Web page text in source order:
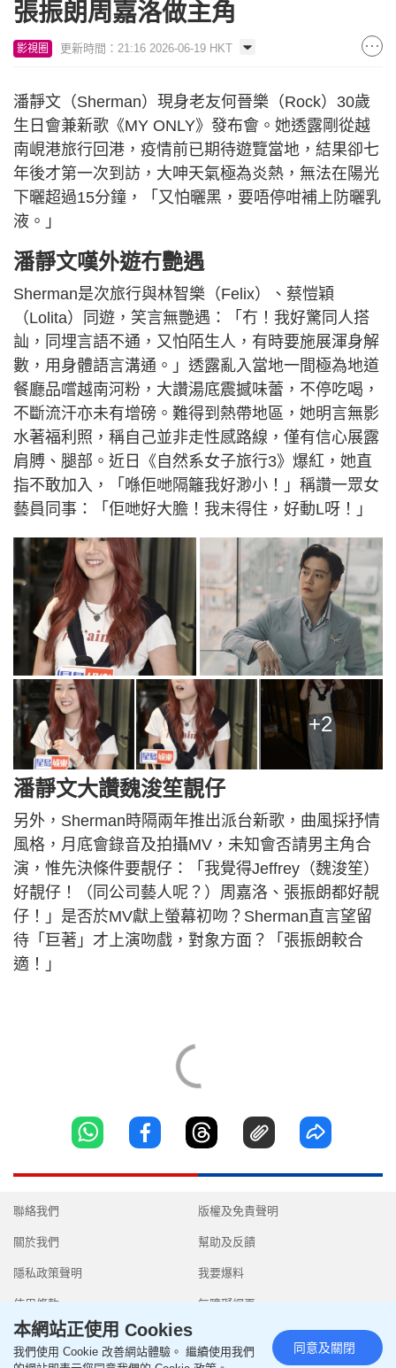
張振朗周嘉洛做主角
影視圈 更新時間：21:16 2026-06-19 HKT
潘靜文（Sherman）現身老友何晉樂（Rock）30歲
生日會兼新歌《MY ONLY》發布會。她透露剛從越
南峴港旅行回港，疫情前已期待遊覽當地，結果卻七
年後才第一次到訪，大呻天氣極為炎熱，無法在陽光
下曬超過15分鐘，「又怕曬黑，要唔停咁補上防曬乳
液。」
潘靜文嘆外遊冇艷遇
Sherman是次旅行與林智樂（Felix）、蔡愷穎
（Lolita）同遊，笑言無艷遇：「冇！我好驚同人搭
訕，同埋言語不通，又怕陌生人，有時要施展渾身解
數，用身體語言溝通。」透露亂入當地一間極為地道
餐廳品嚐越南河粉，大讚湯底震撼味蕾，不停吃喝，
不斷流汗亦未有增磅。難得到熱帶地區，她明言無影
水著福利照，稱自己並非走性感路線，僅有信心展露
肩膊、腿部。近日《自然系女子旅行3》爆紅，她直
指不敢加入，「喺佢哋隔籬我好渺小！」稱讚一眾女
藝員同事：「佢哋好大膽！我未得住，好動L呀！」
+2
潘靜文大讚魏浚笙靚仔
另外，Sherman時隔兩年推出派台新歌，曲風採抒情
風格，月底會錄音及拍攝MV，未知會否請男主角合
演，惟先決條件要靚仔：「我覺得Jeffrey（魏浚笙）
好靚仔！（同公司藝人呢？）周嘉洛、張振朗都好靚
仔！」是否於MV獻上螢幕初吻？Sherman直言望留
待「巨著」才上演吻戲，對象方面？「張振朗較合
適！」
聯絡我們
關於我們
隱私政策聲明
使用條款
版權及免責聲明
幫助及反饋
我要爆料
無障礙網頁
本網站正使用 Cookies
我們使用 Cookie 改善網站體驗。 繼續使用我們
同意及關閉